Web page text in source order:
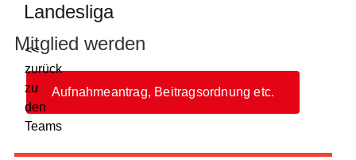
Landesliga
<<
zurück
zu
den
Teams
Mitglied werden
Aufnahmeantrag, Beitragsordnung etc.